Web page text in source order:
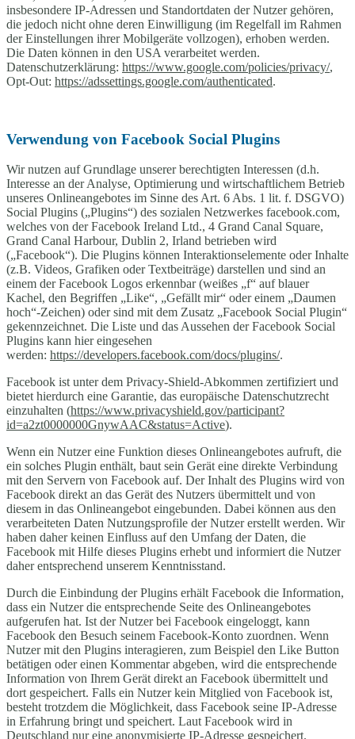
insbesondere IP-Adressen und Standortdaten der Nutzer gehören,
die jedoch nicht ohne deren Einwilligung (im Regelfall im Rahmen
der Einstellungen ihrer Mobilgeräte vollzogen), erhoben werden.
Die Daten können in den USA verarbeitet werden.
Datenschutzerklärung: https://www.google.com/policies/privacy/,
Opt-Out: https://adssettings.google.com/authenticated.
Verwendung von Facebook Social Plugins
Wir nutzen auf Grundlage unserer berechtigten Interessen (d.h.
Interesse an der Analyse, Optimierung und wirtschaftlichem Betrieb
unseres Onlineangebotes im Sinne des Art. 6 Abs. 1 lit. f. DSGVO)
Social Plugins („Plugins“) des sozialen Netzwerkes facebook.com,
welches von der Facebook Ireland Ltd., 4 Grand Canal Square,
Grand Canal Harbour, Dublin 2, Irland betrieben wird
(„Facebook“). Die Plugins können Interaktionselemente oder Inhalte
(z.B. Videos, Grafiken oder Textbeiträge) darstellen und sind an
einem der Facebook Logos erkennbar (weißes „f“ auf blauer
Kachel, den Begriffen „Like“, „Gefällt mir“ oder einem „Daumen
hoch“-Zeichen) oder sind mit dem Zusatz „Facebook Social Plugin“
gekennzeichnet. Die Liste und das Aussehen der Facebook Social
Plugins kann hier eingesehen
werden: https://developers.facebook.com/docs/plugins/.
Facebook ist unter dem Privacy-Shield-Abkommen zertifiziert und
bietet hierdurch eine Garantie, das europäische Datenschutzrecht
einzuhalten (https://www.privacyshield.gov/participant?
id=a2zt0000000GnywAAC&status=Active).
Wenn ein Nutzer eine Funktion dieses Onlineangebotes aufruft, die
ein solches Plugin enthält, baut sein Gerät eine direkte Verbindung
mit den Servern von Facebook auf. Der Inhalt des Plugins wird von
Facebook direkt an das Gerät des Nutzers übermittelt und von
diesem in das Onlineangebot eingebunden. Dabei können aus den
verarbeiteten Daten Nutzungsprofile der Nutzer erstellt werden. Wir
haben daher keinen Einfluss auf den Umfang der Daten, die
Facebook mit Hilfe dieses Plugins erhebt und informiert die Nutzer
daher entsprechend unserem Kenntnisstand.
Durch die Einbindung der Plugins erhält Facebook die Information,
dass ein Nutzer die entsprechende Seite des Onlineangebotes
aufgerufen hat. Ist der Nutzer bei Facebook eingeloggt, kann
Facebook den Besuch seinem Facebook-Konto zuordnen. Wenn
Nutzer mit den Plugins interagieren, zum Beispiel den Like Button
betätigen oder einen Kommentar abgeben, wird die entsprechende
Information von Ihrem Gerät direkt an Facebook übermittelt und
dort gespeichert. Falls ein Nutzer kein Mitglied von Facebook ist,
besteht trotzdem die Möglichkeit, dass Facebook seine IP-Adresse
in Erfahrung bringt und speichert. Laut Facebook wird in
Deutschland nur eine anonymisierte IP-Adresse gespeichert.